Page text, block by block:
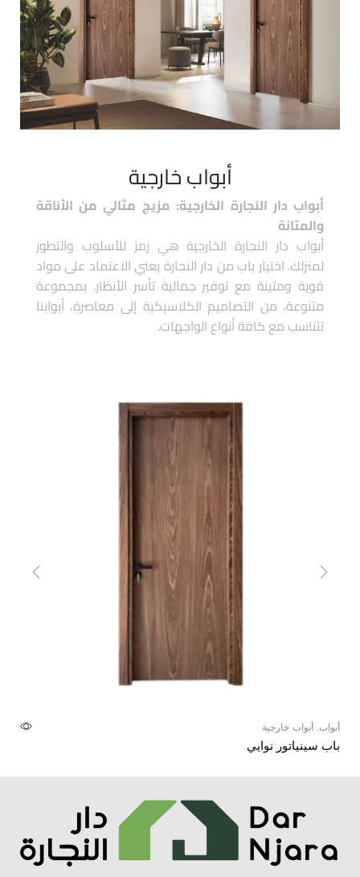
أبواب خارجية
أبواب دار النجارة الخارجية: مزيج مثالي من الأناقة
والمتانة
أبواب دار النجارة الخارجية هي رمز للأسلوب والتطور
لمنزلك. اختيار باب من دار النجارة يعني الاعتماد على مواد
قوية ومتينة مع توفير جمالية تأسر الأنظار. بمجموعة
متنوعة، من التصاميم الكلاسيكية إلى معاصرة، أبوابنا
تتناسب مع كافة أنواع الواجهات.
أبواب أبواب خارجية
باب سينياتور نوايي